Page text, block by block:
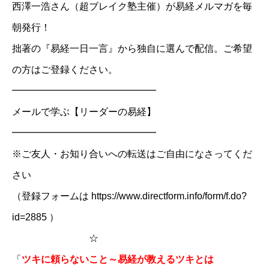
西澤一浩さん（超ブレイク塾主催）が易経メルマガを毎
朝発行！
拙著の『易経一日一言』から独自に選んで配信。ご希望
の方はご登録ください。
━━━━━━━━━━━━━━━
メールで学ぶ【リーダーの易経】
━━━━━━━━━━━━━━━
※ご友人・お知り合いへの転送はご自由になさってくだ
さい
（登録フォームは https://www.directform.info/form/f.do?
id=2885 ）
☆
「 ツキに頼らないこと～易経が教えるツキとは